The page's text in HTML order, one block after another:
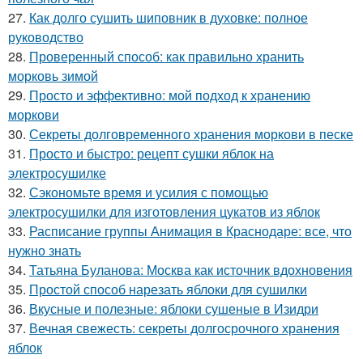
27. Как долго сушить шиповник в духовке: полное
руководство
28. Проверенный способ: как правильно хранить
морковь зимой
29. Просто и эффективно: мой подход к хранению
моркови
30. Секреты долговременного хранения моркови в песке
31. Просто и быстро: рецепт сушки яблок на
электросушилке
32. Сэкономьте время и усилия с помощью
электросушилки для изготовления цукатов из яблок
33. Расписание группы Анимация в Краснодаре: все, что
нужно знать
34. Татьяна Буланова: Москва как источник вдохновения
35. Простой способ нарезать яблоки для сушилки
36. Вкусные и полезные: яблоки сушеные в Изидри
37. Вечная свежесть: секреты долгосрочного хранения
яблок